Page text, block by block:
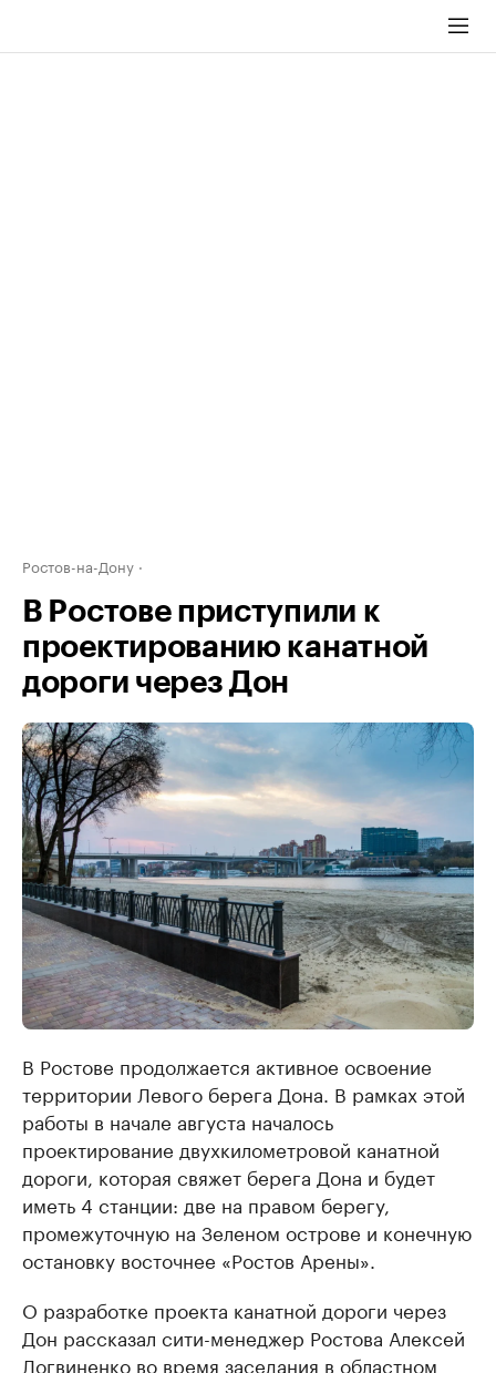
Ростов-на-Дону
В Ростове приступили к
проектированию канатной
дороги через Дон
В Ростове продолжается активное освоение
территории Левого берега Дона. В рамках этой
работы в начале августа началось
проектирование двухкилометровой канатной
дороги, которая свяжет берега Дона и будет
иметь 4 станции: две на правом берегу,
промежуточную на Зеленом острове и конечную
остановку восточнее «Ростов Арены».
О разработке проекта канатной дороги через
Дон рассказал сити-менеджер Ростова Алексей
Логвиненко во время заседания в областном